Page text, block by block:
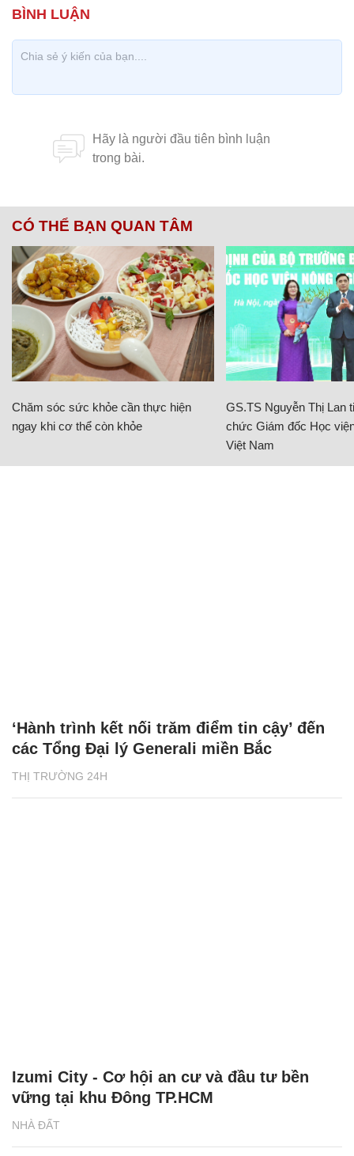
CÓ THỂ BẠN QUAN TÂM
Chăm sóc sức khỏe cần thực hiện
ngay khi cơ thể còn khỏe
GS.TS Nguyễn Thị Lan
chức Giám đốc Học
Việt Nam
THỊ TRƯỜNG 24H
‘Hành trình kết nối trăm điểm tin cậy’ đến
các Tổng Đại lý Generali miền Bắc
NHÀ ĐẤT
Izumi City - Cơ hội an cư và đầu tư bền
vững tại khu Đông TP.HCM